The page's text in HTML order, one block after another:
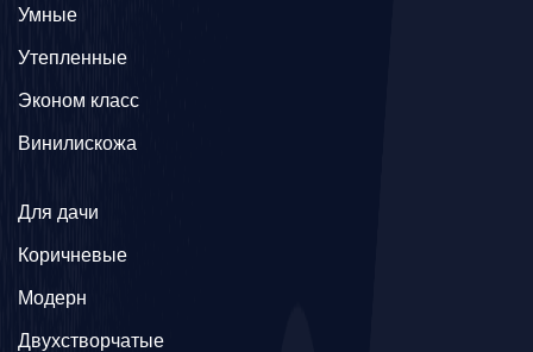
Умные
Утепленные
Эконом класс
Винилискожа
Для дачи
Коричневые
Модерн
Двухстворчатые